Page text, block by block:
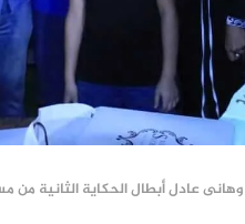
وهانى عادل أبطال الحكاية الثانية